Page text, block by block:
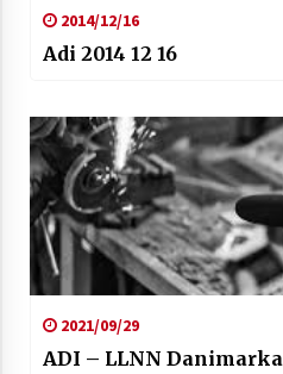
2014/12/16
Adi 2014 12 16
2021/09/29
ADI – LLNN